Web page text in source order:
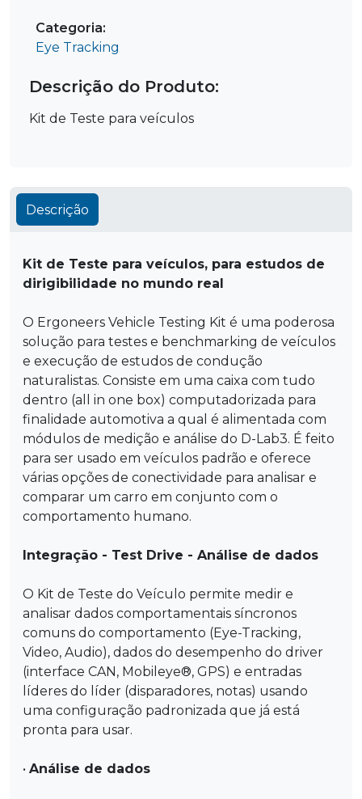
Categoria:
Eye Tracking
Descrição do Produto:
Kit de Teste para veículos
Descrição
Kit de Teste para veículos, para estudos de
dirigibilidade no mundo real
O Ergoneers Vehicle Testing Kit é uma poderosa
solução para testes e benchmarking de veículos
e execução de estudos de condução
naturalistas. Consiste em uma caixa com tudo
dentro (all in one box) computadorizada para
finalidade automotiva a qual é alimentada com
módulos de medição e análise do D-Lab3. É feito
para ser usado em veículos padrão e oferece
várias opções de conectividade para analisar e
comparar um carro em conjunto com o
comportamento humano.
Integração - Test Drive - Análise de dados
O Kit de Teste do Veículo permite medir e
analisar dados comportamentais síncronos
comuns do comportamento (Eye-Tracking,
Video, Audio), dados do desempenho do driver
(interface CAN, Mobileye®, GPS) e entradas
líderes do líder (disparadores, notas) usando
uma configuração padronizada que já está
pronta para usar.
• Análise de dados